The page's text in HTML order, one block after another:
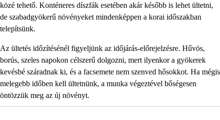
közé tehető. Konténeres díszfák esetében akár később is lehet ültetni,
de szabadgyökerű növényeket mindenképpen a korai időszakban
telepítsünk.
Az ültetés időzítésénél figyeljünk az időjárás-előrejelzésre. Hűvös,
borús, szeles napokon célszerű dolgozni, mert ilyenkor a gyökerek
kevésbé száradnak ki, és a facsemete nem szenved hősokkot. Ha mégis
melegebb időben kell ültetnünk, a munka végeztével bőségesen
öntözzük meg az új növényt.